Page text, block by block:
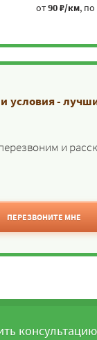
от90 ₽/км,
условия -
и
ПЕРЕЗВОНИТЕ МНЕ
консультацию